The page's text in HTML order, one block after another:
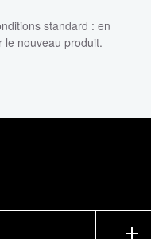
standard : en
nouveau produit.